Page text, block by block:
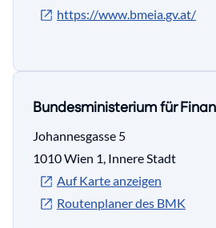
https://www.bmeia.gv.at/
Bundesministerium für
Johannesgasse 5
1010 Wien 1, Innere Stadt
Auf Karte anzeigen
Routenplaner des BMK